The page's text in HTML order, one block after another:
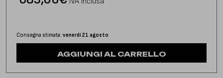
Consegna stimata: venerdì 21 agosto
AGGIUNGI AL CARRELLO